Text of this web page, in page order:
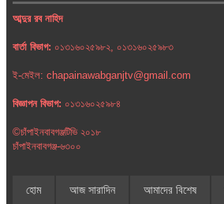
আব্দুর রব নাহিদ
বার্তা বিভাগ: ০১৩১৬০২৫৯৮২, ০১৩১৬০২৫৯৮৩
ই-মেইল: chapainawabganjtv@gmail.com
বিজ্ঞাপন বিভাগ: ০১৩১৬০২৫৯৮৪
©চাঁপাইনবাবগঞ্জটিভি ২০১৮
চাঁপাইনবাবগঞ্জ-৬৩০০
হোম আজ সারাদিন আমাদের বিশেষ